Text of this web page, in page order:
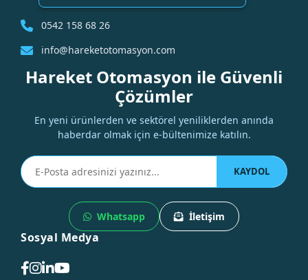
0542 158 68 26
info@hareketotomasyon.com
Hareket Otomasyon ile Güvenli
Çözümler
En yeni ürünlerden ve sektörel yeniliklerden anında
haberdar olmak için e-bültenimize katılın.
KAYDOL
Whatsapp İletişim
Sosyal Medya